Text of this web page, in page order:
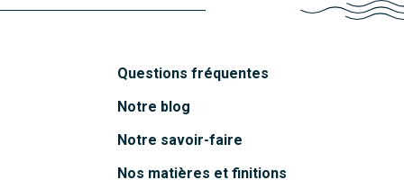
Questions fréquentes
Notre blog
Notre savoir-faire
Nos matières et finitions